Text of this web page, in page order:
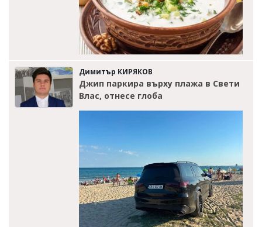
Димитър КИРЯКОВ
Джип паркира върху плажа в Свети
Влас, отнесе глоба